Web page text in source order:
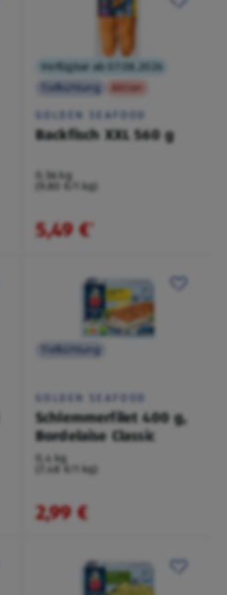
Verfügbar ab 07.08.2026
Tiefkühlung
Aktion
GOLDEN SEAFOOD
Backfisch XXL 560 g
0,56 kg
(9,80 €/1 kg)
5,49 €¹
Tiefkühlung
GOLDEN SEAFOOD
Schlemmerfilet 400 g,
Bordelaise Classic
0,4 kg
(7,48 €/1 kg)
2,99 €